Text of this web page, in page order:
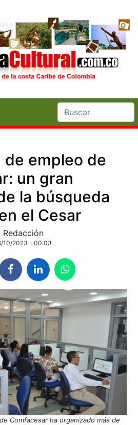
de empleo de
un gran
la búsqueda
el Cesar
Redacción
10/2023 - 00:03
Comfacesar ha organizado más de